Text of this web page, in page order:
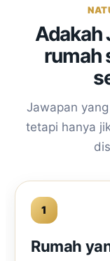
Adakah
rumah
Jawapan
tetapi hanya
1
Rumah